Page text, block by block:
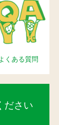
くある質問
ださい